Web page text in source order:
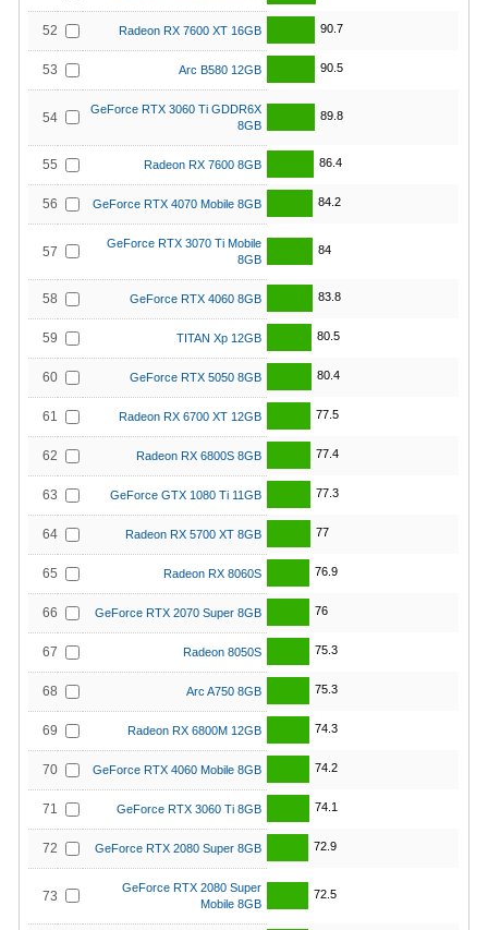
52 Radeon RX 7600 XT 16GB 90.7
53 Arc B580 12GB 90.5
54
GeForce RTX 3060 Ti GDDR6X
8GB
89.8
55 Radeon RX 7600 8GB 86.4
56 GeForce RTX 4070 Mobile 8GB 84.2
57
GeForce RTX 3070 Ti Mobile
8GB
84
58 GeForce RTX 4060 8GB 83.8
59 TITAN Xp 12GB 80.5
60 GeForce RTX 5050 8GB 80.4
61 Radeon RX 6700 XT 12GB 77.5
62 Radeon RX 6800S 8GB 77.4
63 GeForce GTX 1080 Ti 11GB 77.3
64 Radeon RX 5700 XT 8GB 77
65 Radeon RX 8060S 76.9
66 GeForce RTX 2070 Super 8GB 76
67 Radeon 8050S 75.3
68 Arc A750 8GB 75.3
69 Radeon RX 6800M 12GB 74.3
70 GeForce RTX 4060 Mobile 8GB 74.2
71 GeForce RTX 3060 Ti 8GB 74.1
72 GeForce RTX 2080 Super 8GB 72.9
73
GeForce RTX 2080 Super
Mobile 8GB
72.5